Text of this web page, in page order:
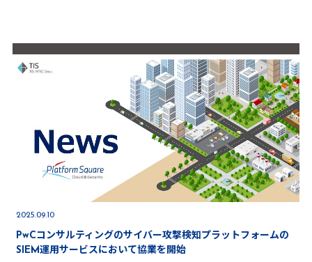
2025.09.10
PwCコンサルティングのサイバー攻撃検知プラットフォームの
SIEM運用サービスにおいて協業を開始